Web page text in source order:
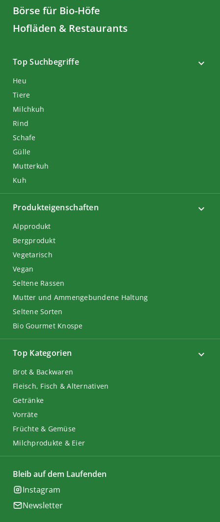
Börse für Bio-Höfe
Hofläden & Restaurants
Top Suchbegriffe
Heu
Tiere
Milchkuh
Rind
Schafe
Gülle
Mutterkuh
Kuh
Top Kategorien
Brot & Backwaren
Fleisch, Fisch & Alternativen
Getränke
Vorräte
Früchte & Gemüse
Milchprodukte & Eier
Produkteigenschaften
Alpprodukt
Bergprodukt
Vegetarisch
Vegan
Seltene Rassen
Mutter und Ammengebundene Haltung
Seltene Sorten
Bio Gourmet Knospe
Bleib auf dem Laufenden
Instagram
Newsletter